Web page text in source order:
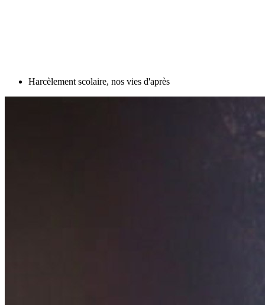
Harcèlement scolaire, nos vies d'après